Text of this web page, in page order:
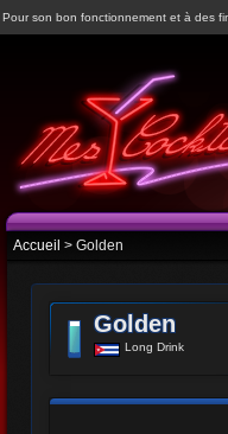
Pour son bon fonctionnement et à des
Accueil > Golden
Golden
Long Drink